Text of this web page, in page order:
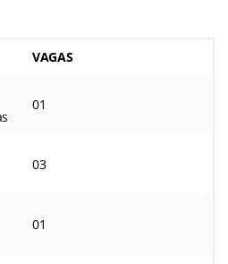
VAGAS
01
03
01